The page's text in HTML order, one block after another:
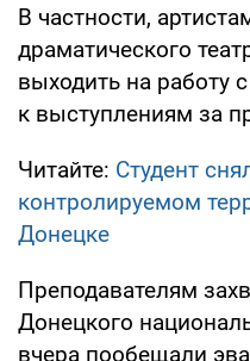
В частности,
драматического
выходить на работу
к выступлениям за
Читайте: Студент
контролируемом
Донецке
Преподавателям
Донецкого
вчера пообещали